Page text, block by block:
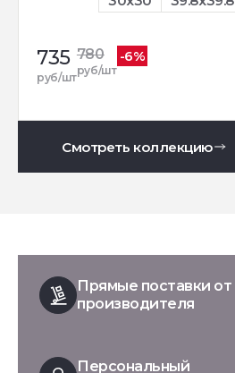
735
руб/шт
780
руб/шт
-6%
Смотреть коллекцию
Прямые поставки от
производителя
Персональный